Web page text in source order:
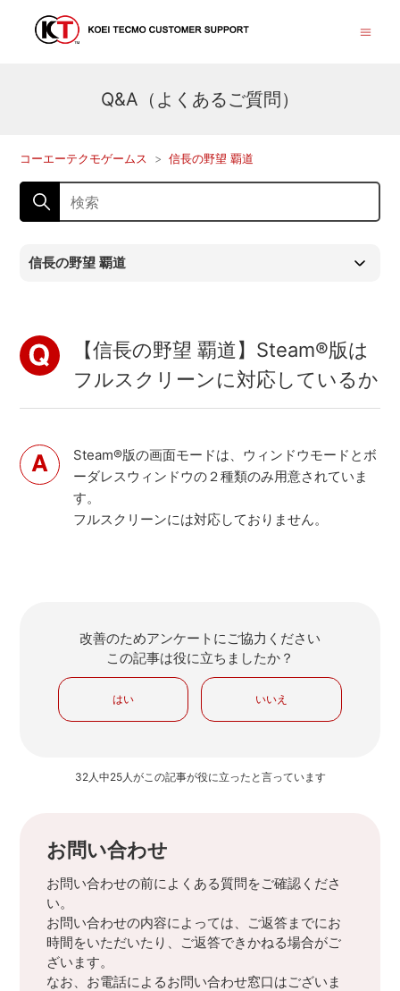
Q&A（よくあるご質問）
コーエーテクモゲームス 信長の野望 覇道
信長の野望 覇道
【信長の野望 覇道】Steam®版は
フルスクリーンに対応しているか
Steam®版の画面モードは、ウィンドウモードとボ
ーダレスウィンドウの２種類のみ用意されていま
す。
フルスクリーンには対応しておりません。
改善のためアンケートにご協力ください
この記事は役に立ちましたか？
はい いいえ
32人中25人がこの記事が役に立ったと言っています
お問い合わせ
お問い合わせの前によくある質問をご確認くださ
い。
お問い合わせの内容によっては、ご返答までにお
時間をいただいたり、ご返答できかねる場合がご
ざいます。
なお、お電話によるお問い合わせ窓口はございま